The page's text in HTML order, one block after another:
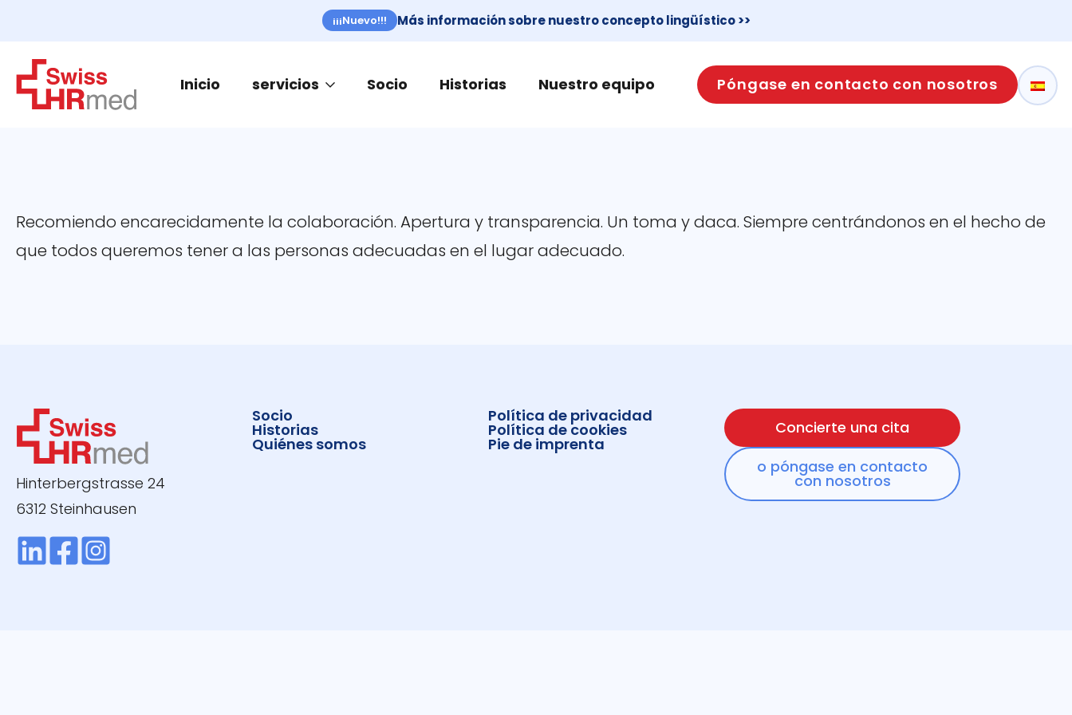
¡¡¡Nuevo!!! Más información sobre nuestro concepto lingüístico >>
Inicio servicios Socio Historias Nuestro equipo Póngase en contacto con nosotros
Recomiendo encarecidamente la colaboración. Apertura y transparencia. Un toma y daca. Siempre centrándonos en el hecho de
que todos queremos tener a las personas adecuadas en el lugar adecuado.
Hinterbergstrasse 24
6312 Steinhausen
Socio
Historias
Quiénes somos
Política de privacidad
Política de cookies
Pie de imprenta
Concierte una cita
o póngase en contacto
con nosotros